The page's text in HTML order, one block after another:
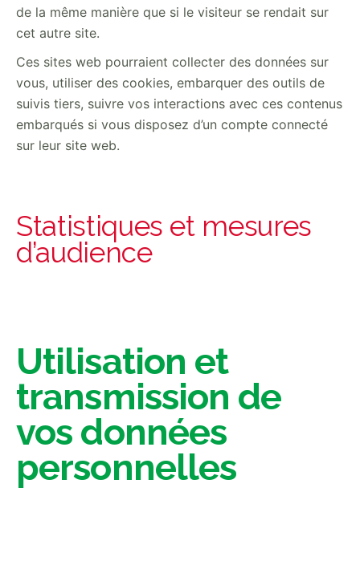
de la même manière que si le visiteur se rendait sur
cet autre site.
Ces sites web pourraient collecter des données sur
vous, utiliser des cookies, embarquer des outils de
suivis tiers, suivre vos interactions avec ces contenus
embarqués si vous disposez d’un compte connecté
sur leur site web.
Statistiques et mesures
d’audience
Utilisation et
transmission de
vos données
personnelles